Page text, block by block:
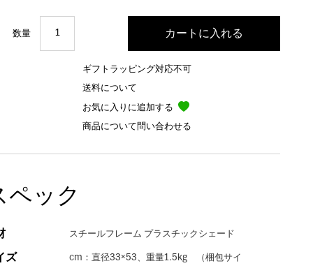
数量
ギフトラッピング対応不可
送料について
お気に入りに追加する
商品について問い合わせる
ペック
スチールフレーム プラスチックシェード
ズ
cm：直径33×53、重量1.5kg （梱包サイ